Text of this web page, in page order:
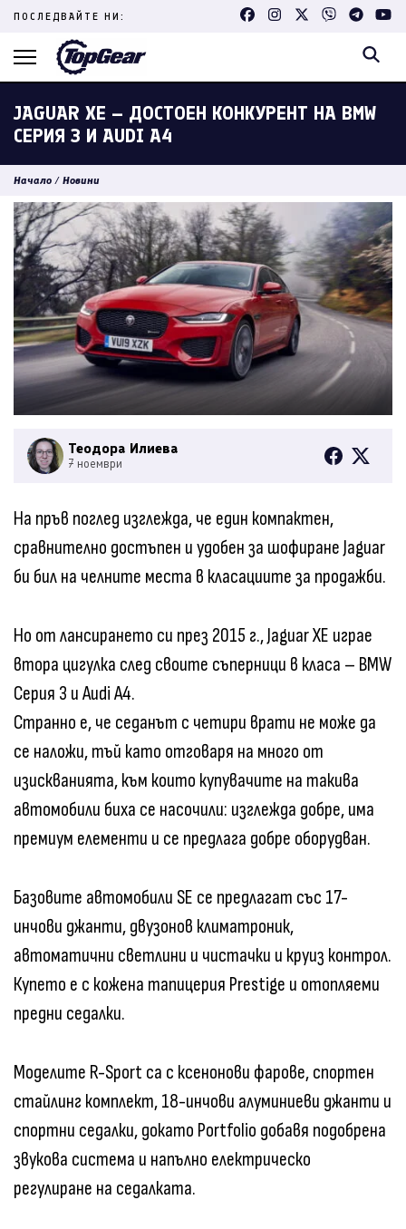
Skip
content
ПОСЛЕДВАЙТЕ НИ:
JAGUAR XE – ДОСТОЕН КОНКУРЕНТ НА BMW
СЕРИЯ 3 И AUDI A4
Начало / Новини
Теодора Илиева
7 ноември
На пръв поглед изглежда, че един компактен,
сравнително достъпен и удобен за шофиране Jaguar
би бил на челните места в класациите за продажби.
Но от лансирането си през 2015 г., Jaguar XE играе
втора цигулка след своите съперници в класа – BMW
Серия 3 и Audi A4.
Странно е, че седанът с четири врати не може да
се наложи, тъй като отговаря на много от
изискванията, към които купувачите на такива
автомобили биха се насочили: изглежда добре, има
премиум елементи и се предлага добре оборудван.
Базовите автомобили SE се предлагат със 17-
инчови джанти, двузонов климатроник,
автоматични светлини и чистачки и круиз контрол.
Купето е с кожена тапицерия Prestige и отопляеми
предни седалки.
Моделите R-Sport са с ксенонови фарове, спортен
стайлинг комплект, 18-инчови алуминиеви джанти и
спортни седалки, докато Portfolio добавя подобрена
звукова система и напълно електрическо
регулиране на седалката.